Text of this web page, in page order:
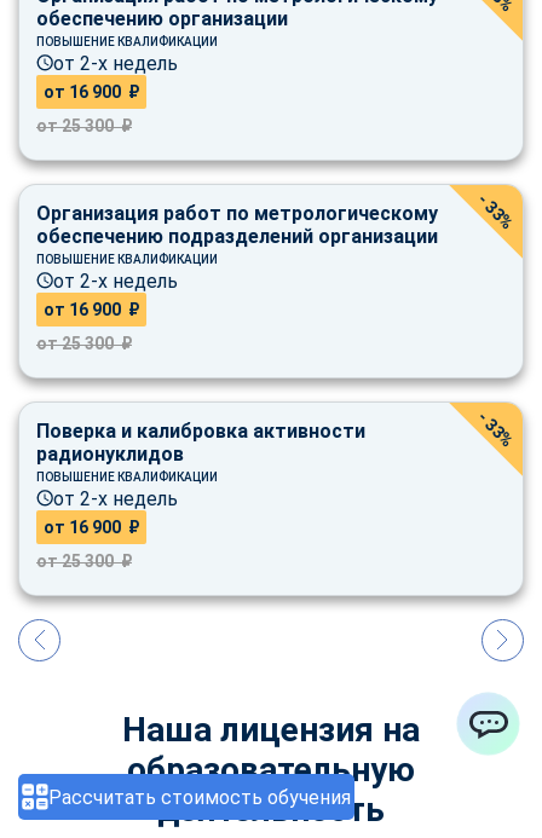
Рассчитать стоимость обучения
обеспечению организации
ПОВЫШЕНИЕ КВАЛИФИКАЦИИ
от 2-х недель
от 16 900 ₽
от 25 300 ₽
Организация работ по метрологическому
обеспечению подразделений организации
ПОВЫШЕНИЕ КВАЛИФИКАЦИИ
от 2-х недель
от 16 900 ₽
от 25 300 ₽
- 33%
Поверка и калибровка активности
радионуклидов
ПОВЫШЕНИЕ КВАЛИФИКАЦИИ
от 2-х недель
от 16 900 ₽
от 25 300 ₽
- 33%
Наша лицензия на
образовательную
деятельность
Vkontakte EMail
Max